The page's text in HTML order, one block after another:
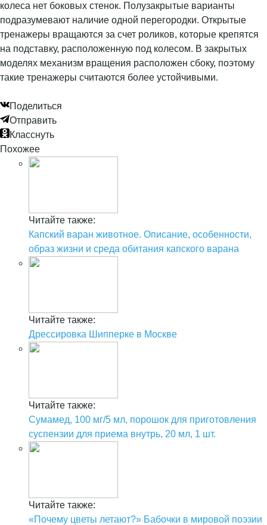
колеса нет боковых стенок. Полузакрытые варианты
подразумевают наличие одной перегородки. Открытые
тренажеры вращаются за счет роликов, которые крепятся
на подставку, расположенную под колесом. В закрытых
моделях механизм вращения расположен сбоку, поэтому
такие тренажеры считаются более устойчивыми.
Поделиться
Отправить
Класснуть
Похожее
Читайте также:
Капский варан животное. Описание, особенности,
образ жизни и среда обитания капского варана
Читайте также:
Дрессировка Шипперке в Москве
Читайте также:
Сумамед, 100 мг/5 мл, порошок для приготовления
суспензии для приема внутрь, 20 мл, 1 шт.
Читайте также:
«Почему цветы летают?» Бабочки в мировой поэзии